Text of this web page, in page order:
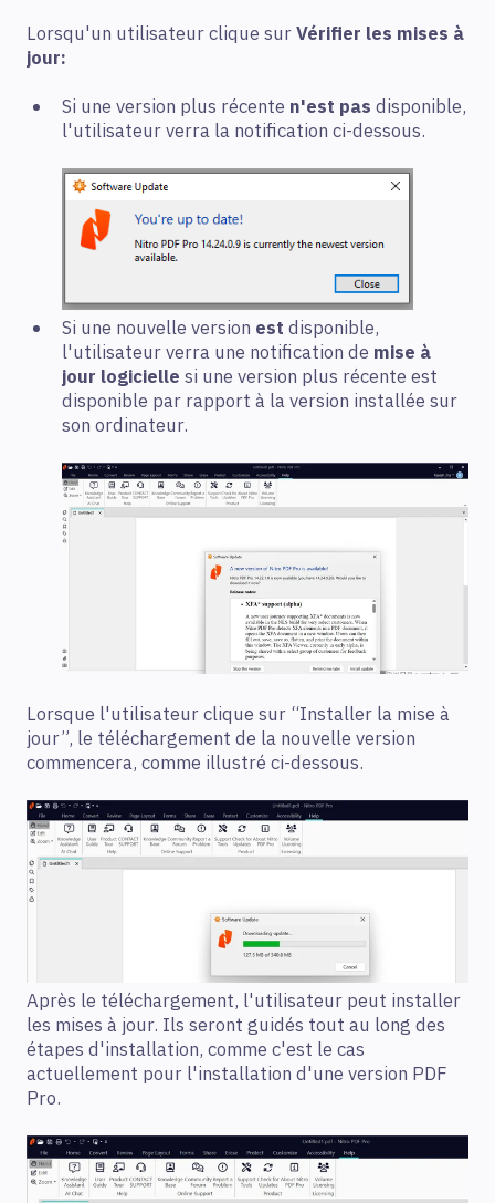
Lorsqu'un utilisateur clique surVérifier les mises à
jour:
Si une version plus récente n'est pas disponible,
l'utilisateur verra la notification ci-dessous.
Si une nouvelle version est disponible,
l'utilisateur verra une notification de mise à
jour logicielle si une version plus récente est
disponible par rapport à la version installée sur
son ordinateur.
Lorsque l'utilisateur clique sur “Installer la mise à
jour”, le téléchargement de la nouvelle version
commencera, comme illustré ci-dessous.
Après le téléchargement, l'utilisateur peut installer
les mises à jour. Ils seront guidés tout au long des
étapes d'installation, comme c'est le cas
actuellement pour l'installation d'une version PDF
Pro.